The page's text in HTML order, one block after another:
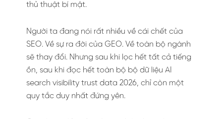
thủ thuật bí mật.
Người ta đang nói rất nhiều về cái chết của
SEO. Về sự ra đời của GEO. Về toàn bộ ngành
sẽ thay đổi. Nhưng sau khi lọc hết tất cả tiếng
ồn, sau khi đọc hết toàn bộ bộ dữ liệu AI
search visibility trust data 2026, chỉ còn một
quy tắc duy nhất đứng yên.